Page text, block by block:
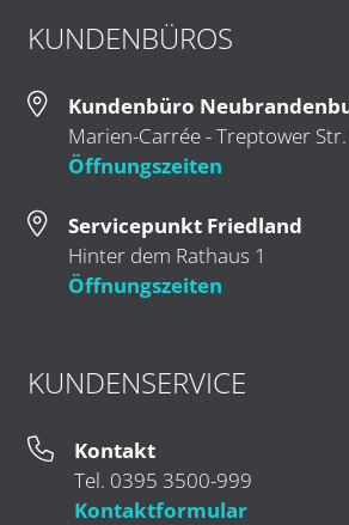
KUNDENBÜROS
Kundenbüro
Marien-Carrée - Treptower Str.
Öffnungszeiten
Servicepunkt Friedland
Hinter dem Rathaus 1
Öffnungszeiten
KUNDENSERVICE
Kontakt
Tel. 0395 3500-999
Kontaktformular